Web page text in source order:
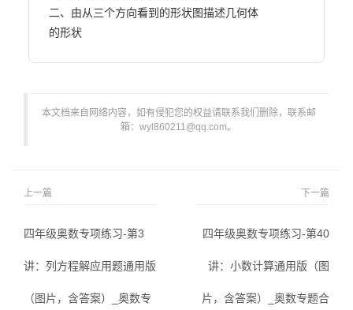
二、由从三个方向看到的形状图描述几何体
的形状
本文档来自网络内容，如有侵犯您的权益请联系我们删除，联系邮
箱：wyl860211@qq.com。
上一篇
四年级奥数专项练习-第3
讲：列方程解应用题通用版
（图片，含答案）_奥数专
下一篇
四年级奥数专项练习-第40
讲：小数计算通用版（图
片，含答案）_奥数专题合